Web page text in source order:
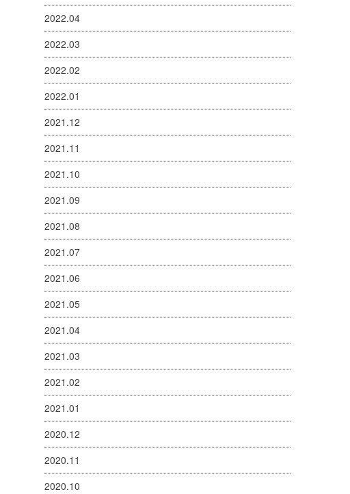
2022.04
2022.03
2022.02
2022.01
2021.12
2021.11
2021.10
2021.09
2021.08
2021.07
2021.06
2021.05
2021.04
2021.03
2021.02
2021.01
2020.12
2020.11
2020.10